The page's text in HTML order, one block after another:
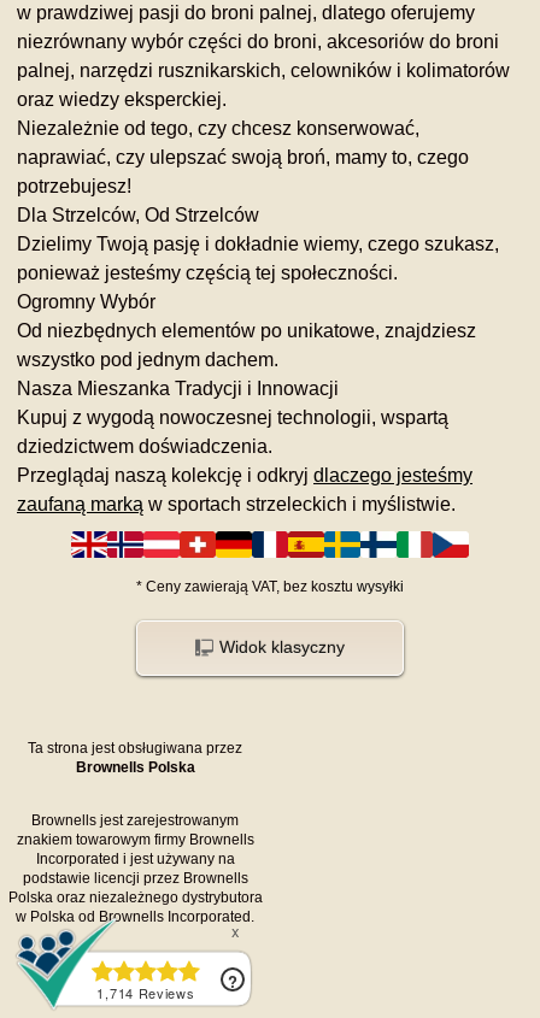
w prawdziwej pasji do broni palnej, dlatego oferujemy
niezrównany wybór części do broni, akcesoriów do broni
palnej, narzędzi rusznikarskich, celowników i kolimatorów
oraz wiedzy eksperckiej.
Niezależnie od tego, czy chcesz konserwować,
naprawiać, czy ulepszać swoją broń, mamy to, czego
potrzebujesz!
Dla Strzelców, Od Strzelców
Dzielimy Twoją pasję i dokładnie wiemy, czego szukasz,
ponieważ jesteśmy częścią tej społeczności.
Ogromny Wybór
Od niezbędnych elementów po unikatowe, znajdziesz
wszystko pod jednym dachem.
Nasza Mieszanka Tradycji i Innowacji
Kupuj z wygodą nowoczesnej technologii, wspartą
dziedzictwem doświadczenia.
Przeglądaj naszą kolekcję i odkryj dlaczego jesteśmy
zaufaną marką w sportach strzeleckich i myślistwie.
* Ceny zawierają VAT, bez kosztu wysyłki
Widok klasyczny
Ta strona jest obsługiwana przez
Brownells Polska
Brownells jest zarejestrowanym
znakiem towarowym firmy Brownells
Incorporated i jest używany na
podstawie licencji przez Brownells
Polska oraz niezależnego dystrybutora
w Polska od Brownells Incorporated.